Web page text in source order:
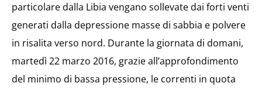
particolare dalla Libia vengano sollevate dai forti venti
generati dalla depressione masse di sabbia e polvere
in risalita verso nord. Durante la giornata di domani,
martedì 22 marzo 2016, grazie all’approfondimento
del minimo di bassa pressione, le correnti in quota